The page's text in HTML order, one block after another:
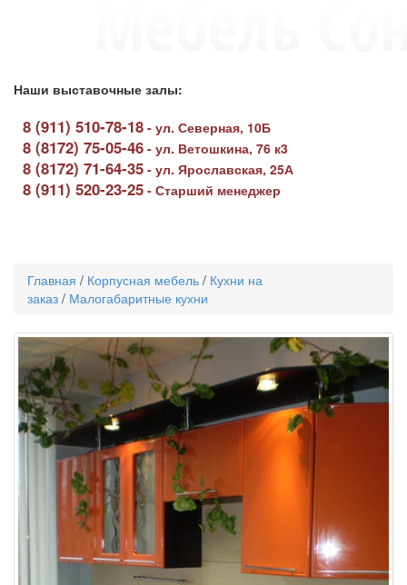
Наши выставочные залы:
8 (911) 510-78-18 - ул. Северная, 10Б
8 (8172) 75-05-46 - ул. Ветошкина, 76 к3
8 (8172) 71-64-35 - ул. Ярославская, 25А
8 (911) 520-23-25 - Старший менеджер
Главная / Корпусная мебель / Кухни на
заказ / Малогабаритные кухни